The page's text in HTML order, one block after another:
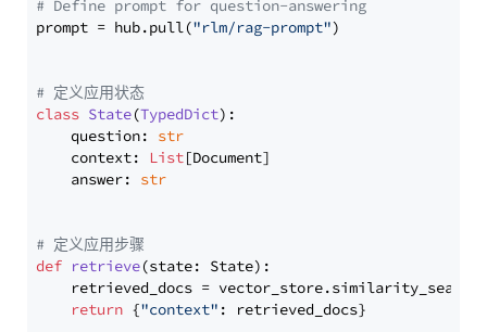
# Define prompt for question-answering
prompt = hub.pull("rlm/rag-prompt")
# 定义应用状态
class State(TypedDict):
    question:
str
    context:
List[Document]
    answer:
str
# 定义应用步骤
def retrieve(state: State):
retrieved_docs =
return {"context" : retrieved_docs}